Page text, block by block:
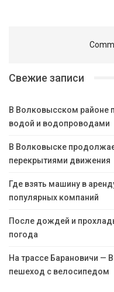
Свежие записи
В Волковысском районе
водой и водопроводами
В Волковыске
перекрытиями движения
Где взять машину в
популярных компаний
После дождей и
погода
На трассе Барановичи —
пешеход с велосипедом